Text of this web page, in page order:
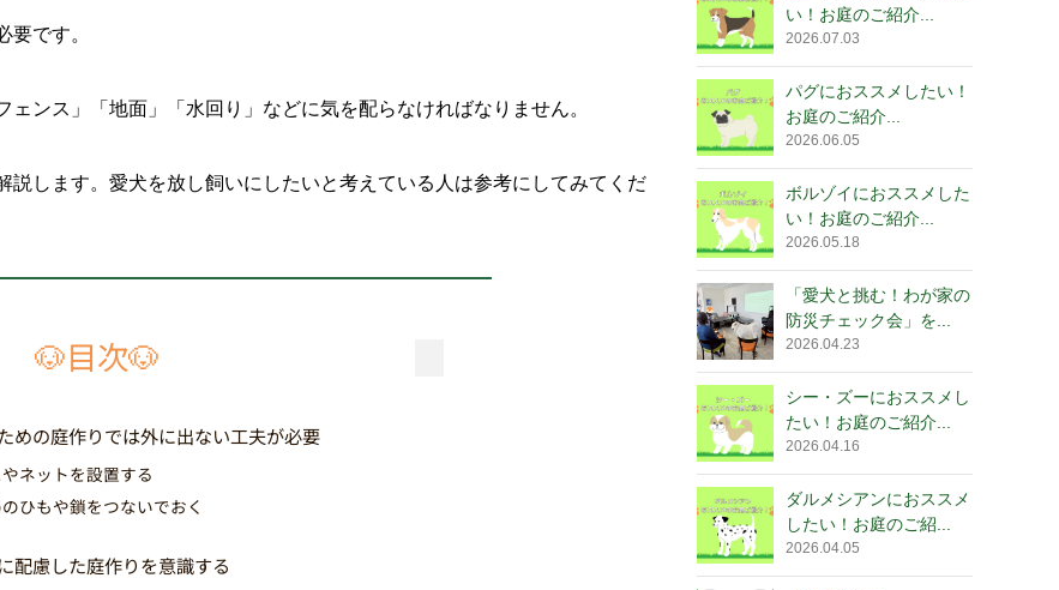
です。
ンス」「地面」「水回り」などに気を配らなければなりません。
します。愛犬を放し飼いにしたいと考えている人は参考にしてみてくだ
🐶目次🐶
めの庭作りでは外に出ない工夫が必要
ネットを設置する
ひもや鎖をつないでおく
配慮した庭作りを意識する
い！お庭のご紹介...
2026.07.03
パグにおススメしたい！
お庭のご紹介...
2026.06.05
ボルゾイにおススメした
い！お庭のご紹介...
2026.05.18
「愛犬と挑む！わが家の
防災チェック会」を...
2026.04.23
シー・ズーにおススメし
たい！お庭のご紹介...
2026.04.16
ダルメシアンにおススメ
したい！お庭のご紹...
2026.04.05